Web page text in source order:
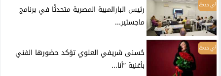
أي خدمة
رئيس البارالمبية المصرية متحدثًا في برنامج
ماجستير...
أي خدمة
حُسنى شريفي العلوي تؤكد حضورها الفني
بأغنية ”أنا...